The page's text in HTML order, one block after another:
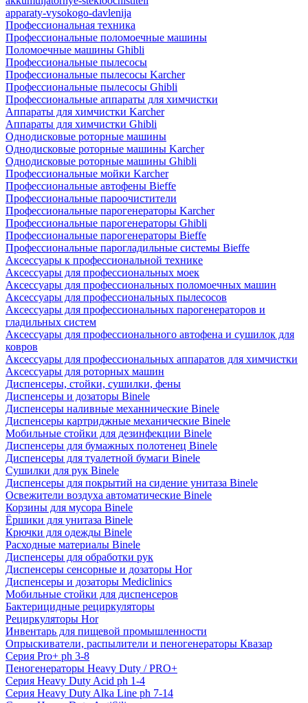
apparaty-vysokogo-davlenija
Профессиональная техника
Профессиональные поломоечные машины
Поломоечные машины Ghibli
Профессиональные пылесосы
Профессиональные пылесосы Karcher
Профессиональные пылесосы Ghibli
Профессиональные аппараты для химчистки
Аппараты для химчистки Karcher
Аппараты для химчистки Ghibli
Однодисковые роторные машины
Однодисковые роторные машины Karcher
Однодисковые роторные машины Ghibli
Профессиональные мойки Karcher
Профессиональные автофены Bieffe
Профессиональные пароочистители
Профессиональные парогенераторы Karcher
Профессиональные парогенераторы Ghibli
Профессиональные парогенераторы Bieffe
Профессиональные парогладильные системы Bieffe
Аксессуары к профессиональной технике
Аксессуары для профессиональных моек
Аксессуары для профессиональных поломоечных машин
Аксессуары для профессиональных пылесосов
Аксессуары для профессиональных парогенераторов и
гладильных систем
Аксессуары для профессионального автофена и сушилок для
ковров
Аксессуары для профессиональных аппаратов для химчистки
Аксессуары для роторных машин
Диспенсеры, стойки, сушилки, фены
Диспенсеры и дозаторы Binele
Диспенсеры наливные механнические Binele
Диспенсеры картриджные механические Binele
Мобильные стойки для дезинфекции Binele
Диспенсеры для бумажных полотенец Binele
Диспенсеры для туалетной бумаги Binele
Сушилки для рук Binele
Диспенсеры для покрытий на сидение унитаза Binele
Освежители воздуха автоматические Binele
Корзины для мусора Binele
Ёршики для унитаза Binele
Крючки для одежды Binele
Расходные материалы Binele
Диспенсеры для обработки рук
Диспенсеры сенсорные и дозаторы Hor
Диспенсеры и дозаторы Mediclinics
Мобильные стойки для диспенсеров
Бактерицидные рециркуляторы
Рециркуляторы Hor
Инвентарь для пищевой промышленности
Опрыскиватели, распылители и пеногенераторы Квазар
Серия Pro+ ph 3-8
Пеногенераторы Heavy Duty / PRO+
Серия Heavy Duty Acid ph 1-4
Серия Heavy Duty Alka Line ph 7-14